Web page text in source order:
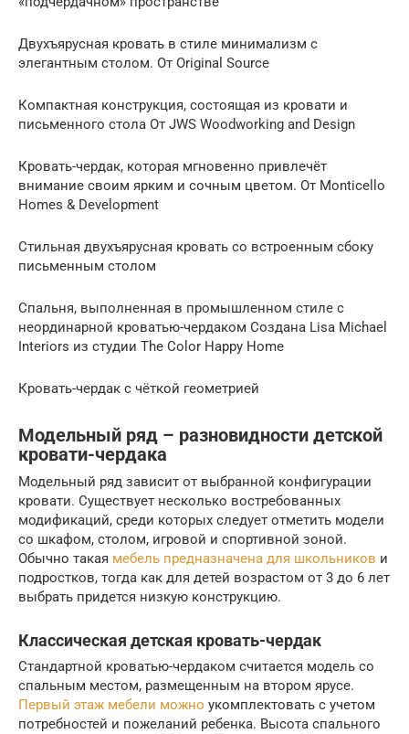
Двухъярусная кровать в стиле минимализм с
элегантным столом. От Original Source
Компактная конструкция, состоящая из кровати и
письменного стола От JWS Woodworking and Design
Кровать-чердак, которая мгновенно привлечёт
внимание своим ярким и сочным цветом. От Monticello
Homes & Development
Стильная двухъярусная кровать со встроенным сбоку
письменным столом
Спальня, выполненная в промышленном стиле с
неординарной кроватью-чердаком Создана Lisa Michael
Interiors из студии The Color Happy Home
Кровать-чердак с чёткой геометрией
Модельный ряд – разновидности детской
кровати-чердака
Модельный ряд зависит от выбранной конфигурации
кровати. Существует несколько востребованных
модификаций, среди которых следует отметить модели
со шкафом, столом, игровой и спортивной зоной.
Обычно такая мебель предназначена для школьников и
подростков, тогда как для детей возрастом от 3 до 6 лет
выбрать придется низкую конструкцию.
Классическая детская кровать-чердак
Стандартной кроватью-чердаком считается модель со
спальным местом, размещенным на втором ярусе.
Первый этаж мебели можно укомплектовать с учетом
потребностей и пожеланий ребенка. Высота спального